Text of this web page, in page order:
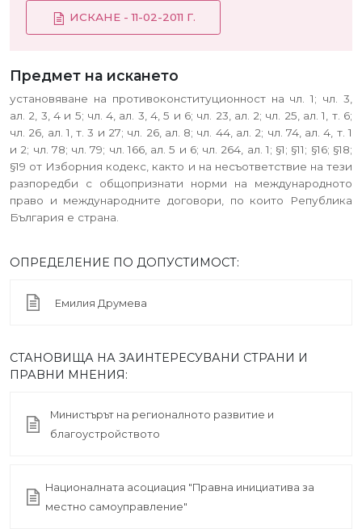
ИСКАНЕ - 11-02-2011 Г.
Предмет на искането
установяване на противоконституционност на чл. 1; чл. 3,
ал. 2, 3, 4 и 5; чл. 4, ал. 3, 4, 5 и 6; чл. 23, ал. 2; чл. 25, ал. 1, т. 6;
чл. 26, ал. 1, т. 3 и 27; чл. 26, ал. 8; чл. 44, ал. 2; чл. 74, ал. 4, т. 1
и 2; чл. 78; чл. 79; чл. 166, ал. 5 и 6; чл. 264, ал. 1; §1; §11; §16; §18;
§19 от Изборния кодекс, както и на несъответствие на тези
разпоредби с общопризнати норми на международното
право и международните договори, по които Република
България е страна.
ОПРЕДЕЛЕНИЕ ПО ДОПУСТИМОСТ:
Емилия Друмева
СТАНОВИЩА НА ЗАИНТЕРЕСУВАНИ СТРАНИ И
ПРАВНИ МНЕНИЯ:
Министърът на регионалното развитие и
благоустройството
Националната асоциация "Правна инициатива за
местно самоуправление"